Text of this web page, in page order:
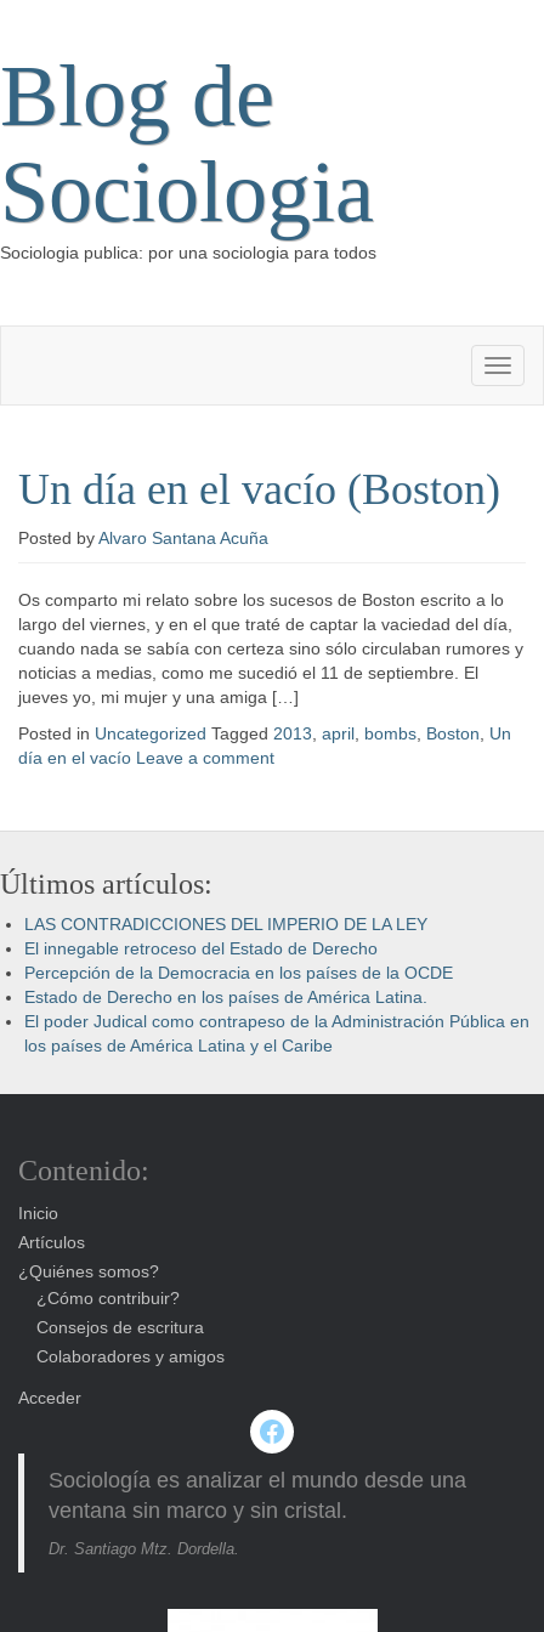
Blog de
Sociologia
Sociologia publica: por una sociologia para todos
Un día en el vacío (Boston)
Posted byAlvaro Santana Acuña
Os comparto mi relato sobre los sucesos de Boston escrito a lo
largo del viernes, y en el que traté de captar la vaciedad del día,
cuando nada se sabía con certeza sino sólo circulaban rumores y
noticias a medias, como me sucedió el 11 de septiembre. El
jueves yo, mi mujer y una amiga […]
Posted in Uncategorized Tagged 2013 april bombs Boston
Un
día en el vacío Leave a comment
Últimos artículos:
LAS CONTRADICCIONES DEL IMPERIO DE LA LEY
El innegable retroceso del Estado de Derecho
Percepción de la Democracia en los países de la OCDE
Estado de Derecho en los países de América Latina.
El poder Judical como contrapeso de la Administración Pública en
los países de América Latina y el Caribe
Contenido:
Inicio
Artículos
¿Quiénes somos?
¿Cómo contribuir?
Consejos de escritura
Colaboradores y amigos
Acceder
Facebook
Sociología es analizar el mundo desde una
ventana sin marco y sin cristal.
Dr. Santiago Mtz. Dordella.